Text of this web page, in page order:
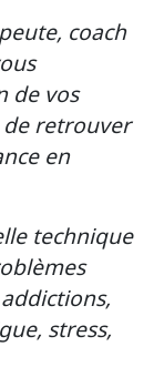
coach
de vos
de retrouver
en
technique
stress,